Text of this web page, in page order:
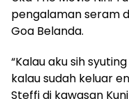
pengalaman seram
Goa Belanda.
“Kalau aku sih
kalau sudah keluar
Steffi di kawasan